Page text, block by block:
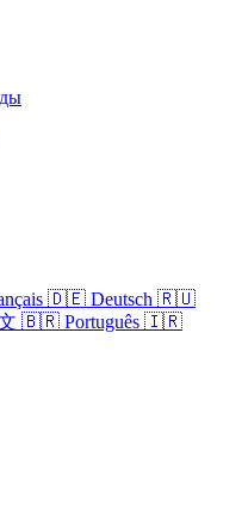
🇩🇪 Deutsch 🇷🇺
🇧🇷 Português 🇮🇷